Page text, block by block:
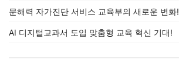
문해력 자가진단 서비스 교육부의 새로운 변화!
AI 디지털교과서 도입 맞춤형 교육 혁신 기대!